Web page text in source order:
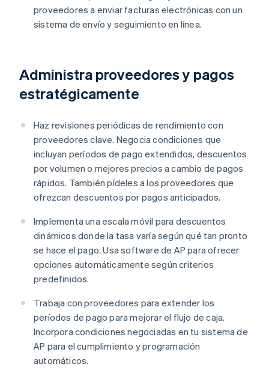
proveedores a enviar facturas electrónicas con un
sistema de envío y seguimiento en línea.
Administra proveedores y pagos
estratégicamente
Haz revisiones periódicas de rendimiento con
proveedores clave. Negocia condiciones que
incluyan períodos de pago extendidos, descuentos
por volumen o mejores precios a cambio de pagos
rápidos. También pídeles a los proveedores que
ofrezcan descuentos por pagos anticipados.
Implementa una escala móvil para descuentos
dinámicos donde la tasa varía según qué tan pronto
se hace el pago. Usa software de AP para ofrecer
opciones automáticamente según criterios
predefinidos.
Trabaja con proveedores para extender los
períodos de pago para mejorar el flujo de caja.
Incorpora condiciones negociadas en tu sistema de
AP para el cumplimiento y programación
automáticos.